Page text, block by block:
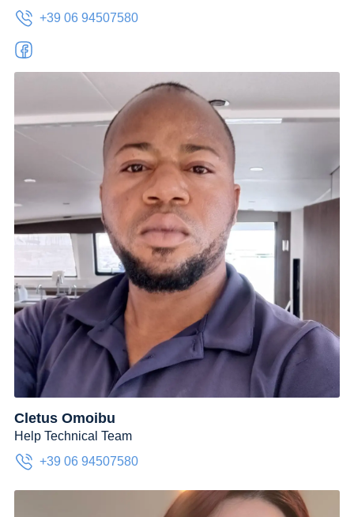
+39 06 94507580
Cletus Omoibu
Help Technical Team
+39 06 94507580